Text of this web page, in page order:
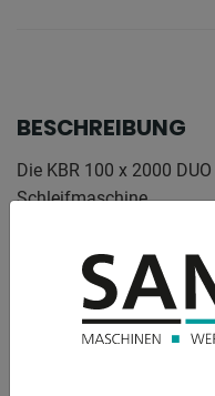
BESCHREIBUNG
Die KBR 100 x 2000
Schleifmaschine
zum Schleifen
von Kanten, Flächen
Rückseite sowie zum
Planschleifen auf der